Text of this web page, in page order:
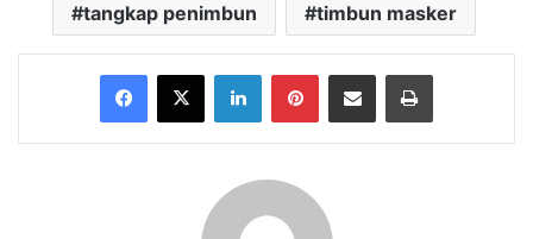
tangkap penimbun timbun masker
Facebook
X LinkedInPinterestShare via Email Print